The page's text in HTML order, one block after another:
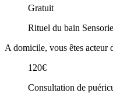
Gratuit
Rituel du bain
A domicile, vous êtes acteur
120€
Consultation de